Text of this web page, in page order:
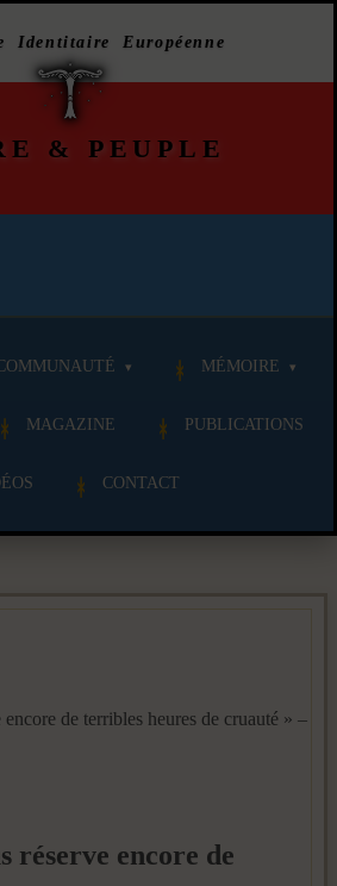
Identitaire Européenne
& PEUPLE
MÉMOIRE
MAGAZINE PUBLICATIONS
CONTACT
de terribles heures de cruauté » –
réserve encore de